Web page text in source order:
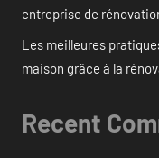
entreprise de
Les meilleures
maison grâce à la
Recent